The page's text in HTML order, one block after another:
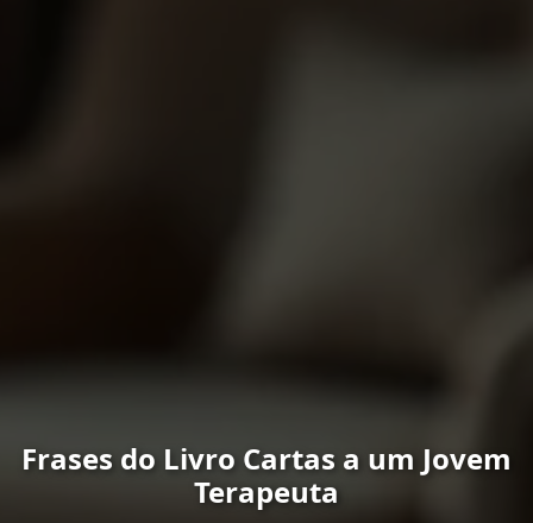
Frases do Livro Cartas a um Jovem
Terapeuta